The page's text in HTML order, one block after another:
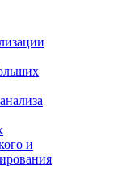
и